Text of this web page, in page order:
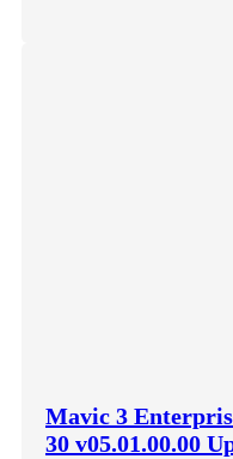
Mavic 3
30 v05.01.00.00